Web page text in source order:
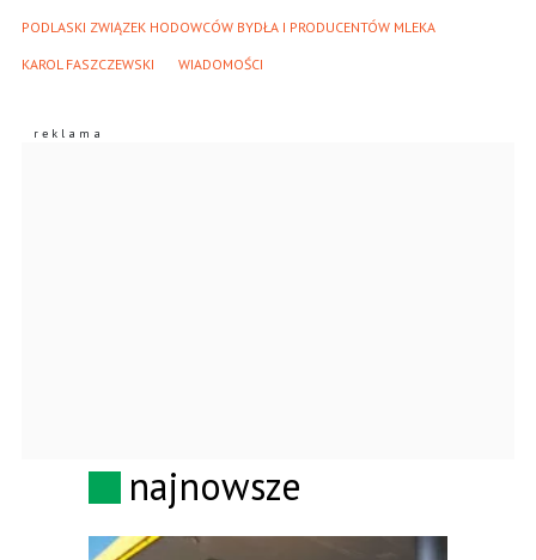
PODLASKI ZWIĄZEK HODOWCÓW BYDŁA I PRODUCENTÓW MLEKA
KAROL FASZCZEWSKI WIADOMOŚCI
najnowsze